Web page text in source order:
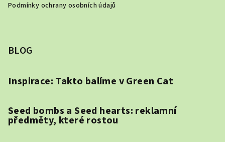
Podmínky ochrany osobních údajů
BLOG
Inspirace: Takto balíme v Green Cat
Seed bombs a Seed hearts: reklamní
předměty, které rostou